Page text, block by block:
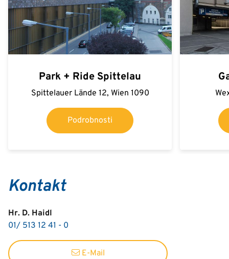
Park + Ride Spittelau
Spittelauer Lände 12, Wien 1090
Podrobnosti
Kontakt
Hr. D. Haidl
01/ 513 12 41 - 0
E-Mail